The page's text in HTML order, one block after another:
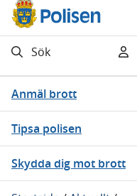
Sök
Anmäl brott
Tipsa polisen
Skydda dig mot brott